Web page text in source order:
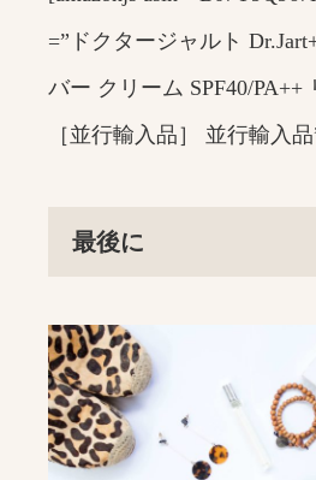
=”ドクタージャルト
バー クリーム SPF40/PA++
［並行輸入品］ 並行輸入
最後に